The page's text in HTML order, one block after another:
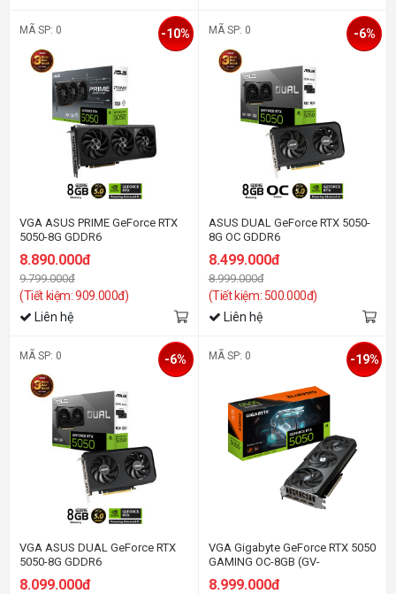
MÃ SP: 0
VGA ASUS PRIME GeForce RTX
5050-8G GDDR6
8.890.000đ
9.799.000đ
(Tiết kiệm: 909.000đ)
-10%
Liên hệ
MÃ SP: 0
ASUS DUAL GeForce RTX 5050-
8G OC GDDR6
8.499.000đ
8.999.000đ
(Tiết kiệm: 500.000đ)
-6%
Liên hệ
MÃ SP: 0
VGA ASUS DUAL GeForce RTX
5050-8G GDDR6
8.099.000đ
-6% MÃ SP: 0
VGA Gigabyte GeForce RTX 5050
GAMING OC-8GB (GV-
N5050GAMING OC-8GD) GDDR6
8.999.000đ
-19%